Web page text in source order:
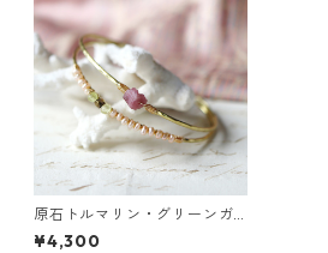
原石トルマリン・グリーンガ
ーネットの2連バングル
¥4,300